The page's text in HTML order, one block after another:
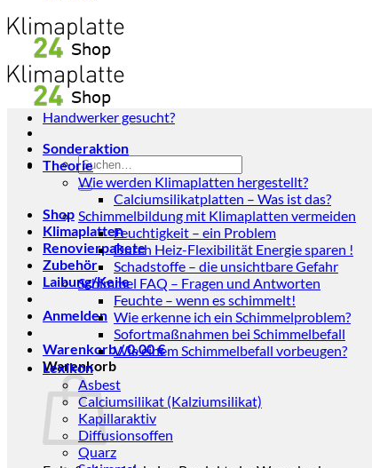
Suchen
nach:
Shop
Klimaplatten
Renovierpakete
Zubehör
Laibung/Keile
Anmelden
Warenkorb /0,00€
Warenkorb
Handwerker gesucht?
Sonderaktion
Theorie
Wie werden Klimaplatten hergestellt?
Calciumsilikatplatten – Was ist das?
Schimmelbildung mit Klimaplatten vermeiden
Feuchtigkeit – ein Problem
Durch Heiz-Flexibilität Energie sparen !
Schadstoffe – die unsichtbare Gefahr
Schimmel FAQ – Fragen und Antworten
Feuchte – wenn es schimmelt!
Wie erkenne ich ein Schimmelproblem?
Sofortmaßnahmen bei Schimmelbefall
Wie einem Schimmelbefall vorbeugen?
Lexikon
Asbest
Calciumsilikat (Kalziumsilikat)
Kapillaraktiv
Diffusionsoffen
Quarz